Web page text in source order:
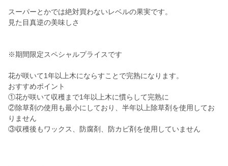
スーパーとかでは絶対買わないレベルの果実です。
見た目真逆の美味しさ
※期間限定スペシャルプライスです
花が咲いて1年以上木にならすことで完熟になります。
おすすめポイント
①花が咲いて収穫まで1年以上木に慣らして完熟に
②除草剤の使用も最小にしており、半年以上除草剤を使用してお
りません
③収穫後もワックス、防腐剤、防カビ剤を使用していません